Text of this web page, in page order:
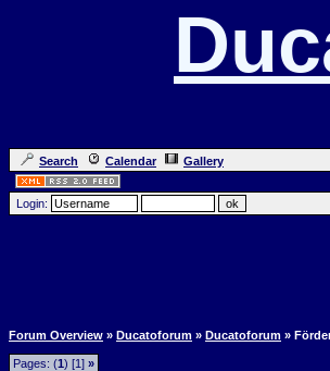
Search Calendar
Gallery
Login:
Forum Overview » Ducatoforum » Ducatoforum »
Pages: (1) [1] »